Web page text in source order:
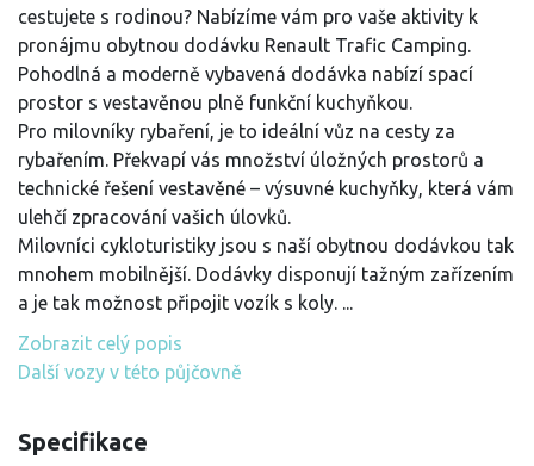
cestujete s rodinou? Nabízíme vám pro vaše aktivity k
pronájmu obytnou dodávku Renault Trafic Camping.
Pohodlná a moderně vybavená dodávka nabízí spací
prostor s vestavěnou plně funkční kuchyňkou.
Pro milovníky rybaření, je to ideální vůz na cesty za
rybařením. Překvapí vás množství úložných prostorů a
technické řešení vestavěné – výsuvné kuchyňky, která vám
ulehčí zpracování vašich úlovků.
Milovníci cykloturistiky jsou s naší obytnou dodávkou tak
mnohem mobilnější. Dodávky disponují tažným zařízením
a je tak možnost připojit vozík s koly. ...
Zobrazit celý popis
Další vozy v této půjčovně
Specifikace